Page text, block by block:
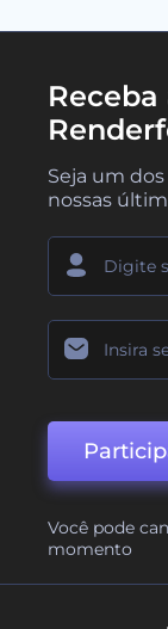
Seja um
nossas
Você pode
momento